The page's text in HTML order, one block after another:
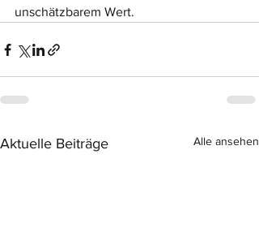
unschätzbarem Wert.
Aktuelle Beiträge Alle ansehen